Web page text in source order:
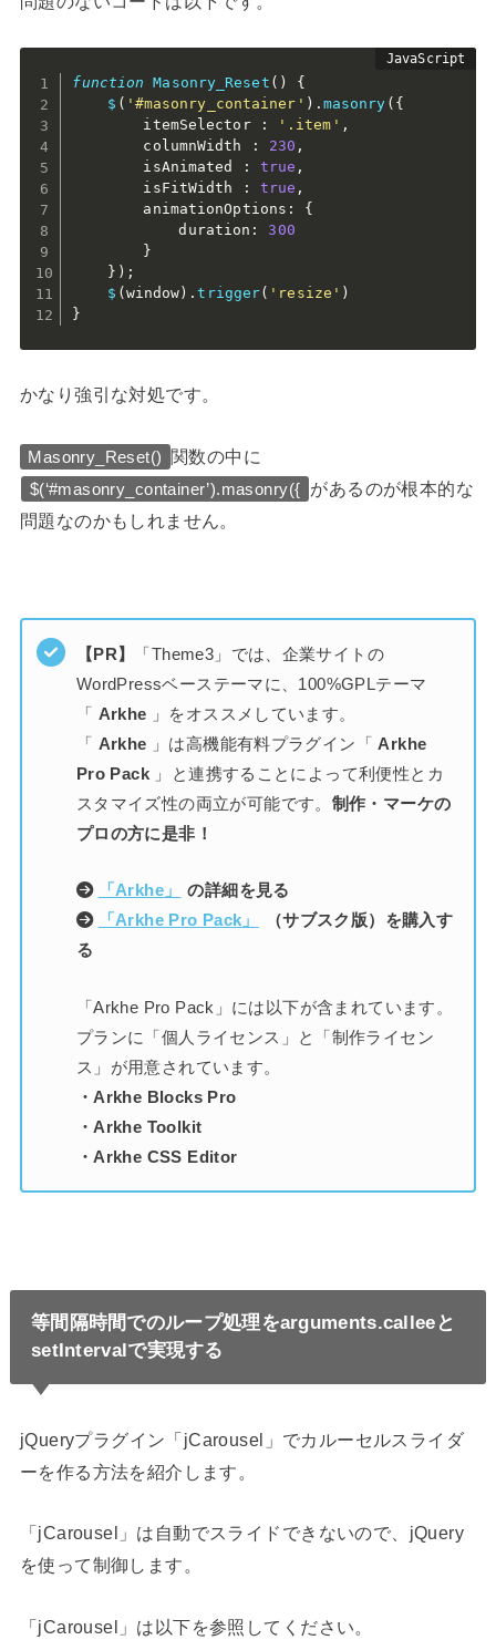
function Masonry_Reset ( )
{
$ ( '#masonry_container' ) . masonry ( {
		itemSelector
: '.item' ,
		columnWidth
: 230 ,
		isAnimated
: true ,
		isFitWidth
: true ,
		animationOptions
:
{
			duration
:
300
}
} ) ;
$ ( window ) .trigger( 'resize' )
}
かなり強引な対処です。
Masonry_Reset() 関数の中に
$(‘#masonry_container’).masonry({
があるのが根本的な
問題なのかもしれません。
【PR】
「Theme3」では、企業サイトの
WordPressベーステーマに、100%GPLテーマ
「 Arkhe 」をオススメしています。
「 Arkhe 」は高機能有料プラグイン「 Arkhe
Pro Pack 」と連携することによって利便性とカ
スタマイズ性の両立が可能です。 制作・マーケの
プロの方に是非！
「Arkhe」
の詳細を見る
「Arkhe Pro Pack」
（サブスク版）を購入す
る
「Arkhe Pro Pack」には以下が含まれています。
プランに「個人ライセンス」と「制作ライセン
ス」が用意されています。
・Arkhe Blocks Pro
・Arkhe Toolkit
・Arkhe CSS Editor
等間隔時間でのループ処理をarguments.calleeと
setIntervalで実現する
jQueryプラグイン「jCarousel」でカルーセルスライダ
ーを作る方法を紹介します。
「jCarousel」は自動でスライドできないので、jQuery
を使って制御します。
「jCarousel」は以下を参照してください。